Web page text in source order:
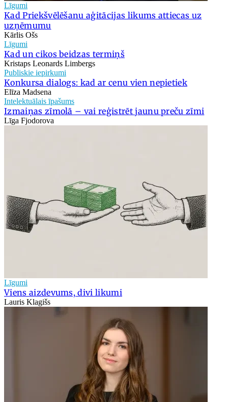
Līgumi
Kad Priekšvēlēšanu aģitācijas likums attiecas uz
uzņēmumu
Kārlis Ošs
Līgumi
Kad un cikos beidzas termiņš
Kristaps Leonards Limbergs
Publiskie iepirkumi
Konkursa dialogs: kad ar cenu vien nepietiek
Elīza Madsena
Intelektuālais īpašums
Izmaiņas zīmolā – vai reģistrēt jaunu preču zīmi
Līga Fjodorova
Līgumi
Viens aizdevums, divi likumi
Lauris Klagišs